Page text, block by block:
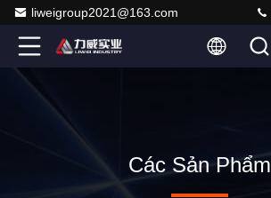
liweigroup2021@163.com
Các Sản Phẩm